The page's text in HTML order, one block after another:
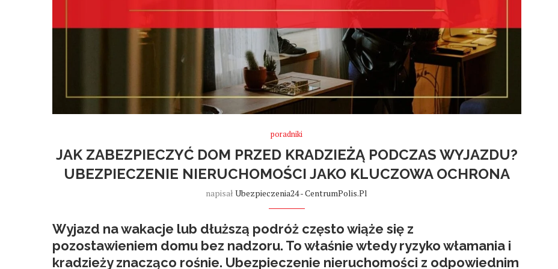
poradniki
JAK ZABEZPIECZYĆ DOM PRZED KRADZIEŻĄ PODCZAS WYJAZDU?
UBEZPIECZENIE NIERUCHOMOŚCI JAKO KLUCZOWA OCHRONA
napisałUbezpieczenia24 - CentrumPolis.pl
Wyjazd na wakacje lub dłuższą podróż często wiąże się z
pozostawieniem domu bez nadzoru. To właśnie wtedy ryzyko włamania i
kradzieży znacząco rośnie. Ubezpieczenie nieruchomości z odpowiednim